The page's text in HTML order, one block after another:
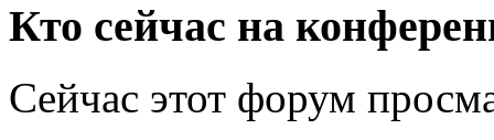
Кто сейчас на
Сейчас этот форум